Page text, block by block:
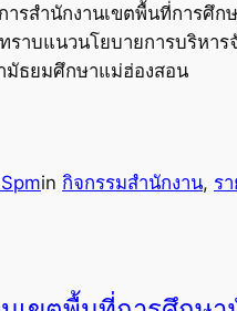
รสำนักงานเขตพื้นที่การศึ
ราบแนวนโยบายการบริห
ธยมศึกษาแม่ฮ่องสอน
in กิจกรรมสำนักงาน, ร